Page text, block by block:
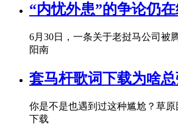
“内忧外患”的争论仍
6月30日，一条关于老挝马公司被
阳南
套马杆歌词下载为啥
你是不是也遇到过这种尴尬？草
下载